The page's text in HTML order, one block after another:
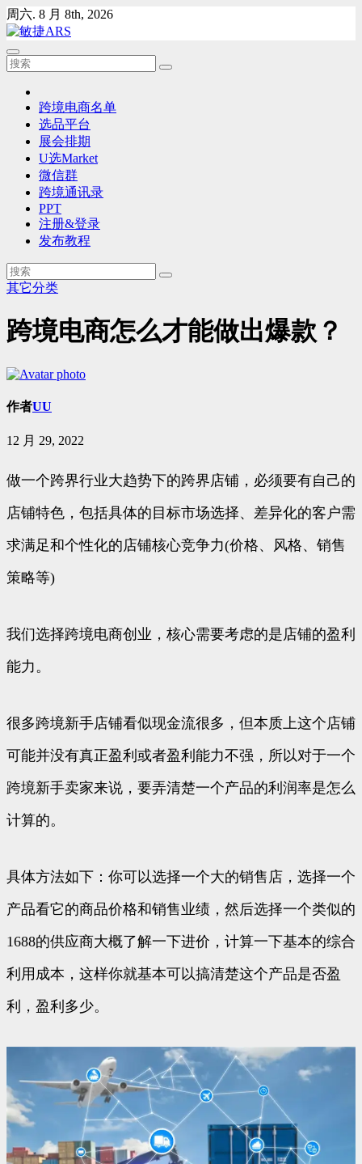
Skip
to
content
周六. 8 月 8th, 2026
跨境电商名单
选品平台
展会排期
U选Market
微信群
跨境通讯录
PPT
注册&登录
发布教程
其它分类
跨境电商怎么才能做出爆款？
作者UU
12 月 29, 2022
做一个跨界行业大趋势下的跨界店铺，必须要有自己的
店铺特色，包括具体的目标市场选择、差异化的客户需
求满足和个性化的店铺核心竞争力(价格、风格、销售
策略等)
我们选择跨境电商创业，核心需要考虑的是店铺的盈利
能力。
很多跨境新手店铺看似现金流很多，但本质上这个店铺
可能并没有真正盈利或者盈利能力不强，所以对于一个
跨境新手卖家来说，要弄清楚一个产品的利润率是怎么
计算的。
具体方法如下：你可以选择一个大的销售店，选择一个
产品看它的商品价格和销售业绩，然后选择一个类似的
1688的供应商大概了解一下进价，计算一下基本的综合
利用成本，这样你就基本可以搞清楚这个产品是否盈
利，盈利多少。